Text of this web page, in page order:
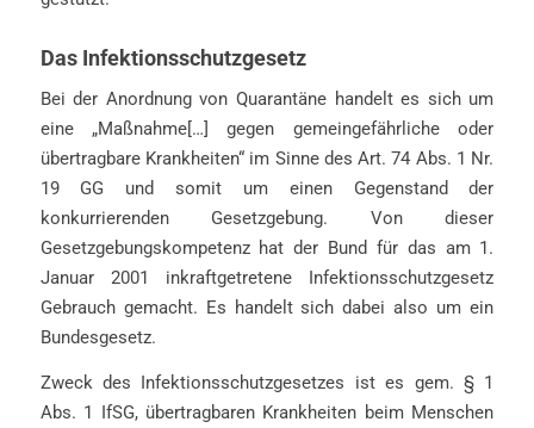
Das Infektionsschutzgesetz
Bei der Anordnung von Quarantäne handelt es sich um
eine „Maßnahme[…] gegen gemeingefährliche oder
übertragbare Krankheiten“ im Sinne des Art. 74 Abs. 1 Nr.
19 GG und somit um einen Gegenstand der
konkurrierenden Gesetzgebung. Von dieser
Gesetzgebungskompetenz hat der Bund für das am 1.
Januar 2001 inkraftgetretene Infektionsschutzgesetz
Gebrauch gemacht. Es handelt sich dabei also um ein
Bundesgesetz.
Zweck des Infektionsschutzgesetzes ist es gem. § 1
Abs. 1 IfSG, übertragbaren Krankheiten beim Menschen